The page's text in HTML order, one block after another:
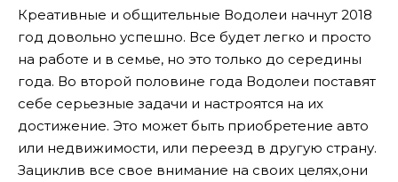
Креативные и общительные Водолеи начнут 2018
год довольно успешно. Все будет легко и просто
на работе и в семье, но это только до середины
года. Во второй половине года Водолеи поставят
себе серьезные задачи и настроятся на их
достижение. Это может быть приобретение авто
или недвижимости, или переезд в другую страну.
Зациклив все свое внимание на своих целях,они